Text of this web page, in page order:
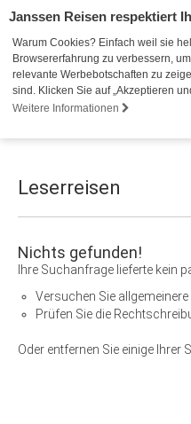
Janssen Reisen respektiert
Warum Cookies? Einfach weil sie
Browsererfahrung zu verbessern,
relevante Werbebotschaften zu
sind. Klicken Sie auf „Akzeptieren
Weitere Informationen
Leserreisen
Nichts gefunden!
Ihre Suchanfrage lieferte kein
Versuchen Sie
Prüfen Sie die
Oder entfernen Sie einige Ihrer